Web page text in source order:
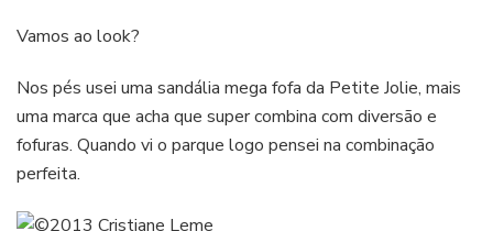
Vamos ao look?
Nos pés usei uma sandália mega fofa da Petite Jolie, mais
uma marca que acha que super combina com diversão e
fofuras. Quando vi o parque logo pensei na combinação
perfeita.